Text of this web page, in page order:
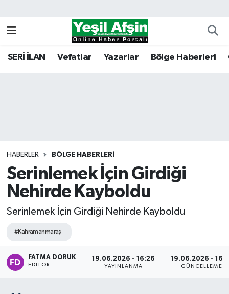
SERİ İLAN Vefatlar Yazarlar Bölge Haberleri
HABERLER BÖLGE HABERLERI
Serinlemek İçin Girdiği
Nehirde Kayboldu
Serinlemek İçin Girdiği Nehirde Kayboldu
#Kahramanmaraş
FATMA DORUK
EDITÖR
19.06.2026 - 16:26
YAYINLANMA
19.06.2026 -
GÜNCELLEME
Kahramanmaraş Nöbetçi Eczaneler
Tüm Manşetler
Son Dakika Haberleri